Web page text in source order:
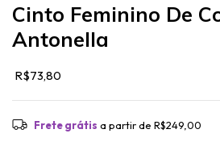
Cinto Feminino De
Antonella
R$73,80
Frete grátis a partir de R$249,00